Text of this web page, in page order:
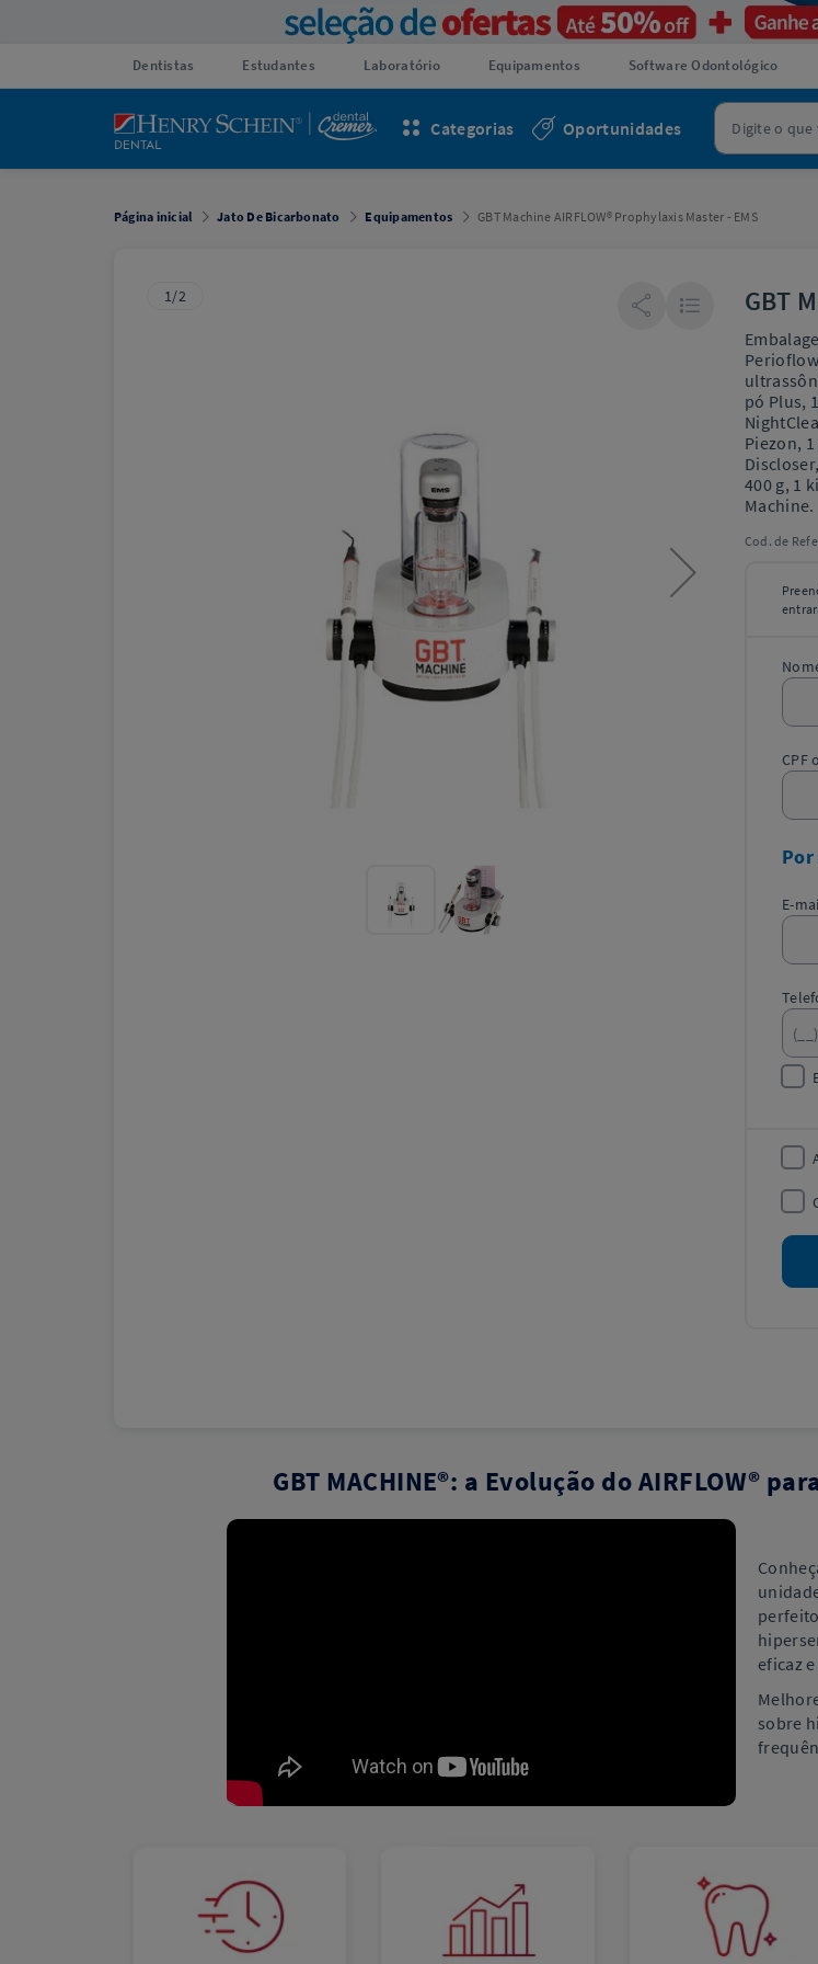
Dentistas Estudantes Laboratório Equipamentos Software Odontológico
Oportunidades
Categorias
Página inicial Jato De Bicarbonato Equipamentos GBT Machine AIRFLOW® Prophylaxis Master - EMS
1/2 GBT
pó Plus,
Piezon,
400 g, 1
Machine.
Cod. de
CPF
E-
GBT MACHINE®: a Evolução do AIRFLOW®
eficaz
sobre